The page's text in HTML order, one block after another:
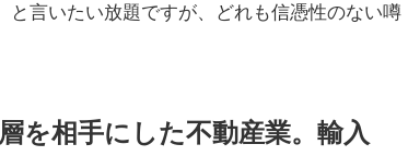
言いたい放題ですが、どれも信憑性のない噂
を相手にした不動産業。輸入